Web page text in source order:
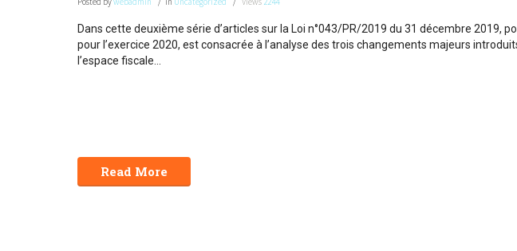
Dans cette deuxième série d’articles sur la Loi n°043/PR/2019 du 31 décembre 2019,
pour l’exercice 2020, est consacrée à l’analyse des trois changements majeurs
l’espace fiscale...
Read More